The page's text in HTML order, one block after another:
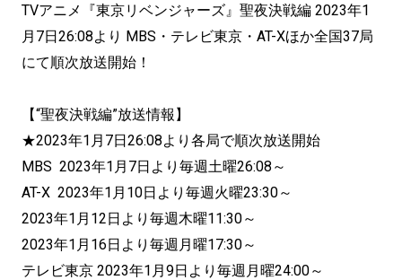
TVアニメ『東京リベンジャーズ』聖夜決戦編 2023年1
月7日26:08より MBS・テレビ東京・AT-Xほか全国37局
にて順次放送開始！
【“聖夜決戦編”放送情報】
★2023年1月7日26:08より各局で順次放送開始
MBS 2023年1月7日より毎週土曜26:08～
AT-X 2023年1月10日より毎週火曜23:30～
2023年1月12日より毎週木曜11:30～
2023年1月16日より毎週月曜17:30～
テレビ東京 2023年1月9日より毎週月曜24:00～